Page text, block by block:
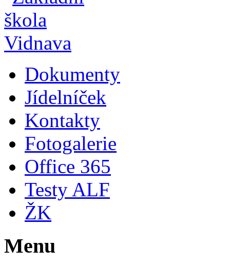
Dokumenty
Jídelníček
Kontakty
Fotogalerie
Office 365
Testy ALF
ŽK
Menu